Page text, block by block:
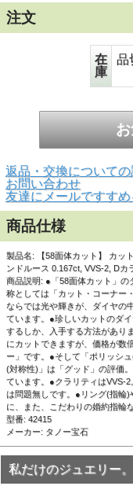
▲黒い背景で撮影しま
▲白い背景で撮影しま
ますが、実際は透明
す。
注文
在
庫
品
返品・交換について
お問い合わせ
友達にメールですすめ
商品仕様
製品名: 【58面体カット】 カッ
ンドルース 0.167ct, VVS-2, Dカ
商品説明: ●「58面体カット」
称としては「カット・コーナー
ならでは光や輝きが、ダイヤの
ています。●珍しいカットのダ
するしか、入手する方法があり
にカットできますが、価格が数
ー」です。●そして「ポリッシ
(対称性)」は「グッド」の評価
ています。●クラリティはVVS-
は問題無しです。●リング(指輪
に、また、こだわりの婚約指輪
型番: 42415
メーカー: タノー宝石
私だけのジュエリー